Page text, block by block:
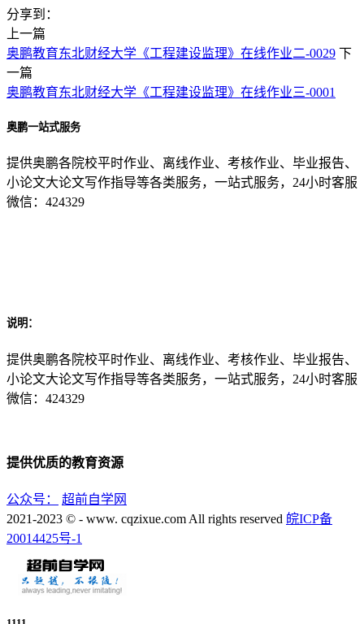
分享到：
上一篇
奥鹏教育东北财经大学《工程建设监理》在线作业二-0029 下
一篇
奥鹏教育东北财经大学《工程建设监理》在线作业三-0001
奥鹏一站式服务
提供奥鹏各院校平时作业、离线作业、考核作业、毕业报告、
小论文大论文写作指导等各类服务，一站式服务，24小时客服
微信：424329
说明：
提供奥鹏各院校平时作业、离线作业、考核作业、毕业报告、
小论文大论文写作指导等各类服务，一站式服务，24小时客服
微信：424329
提供优质的教育资源
公众号：
超前自学网
2021-2023 © - www. cqzixue.com All rights reserved 皖ICP备
20014425号-1